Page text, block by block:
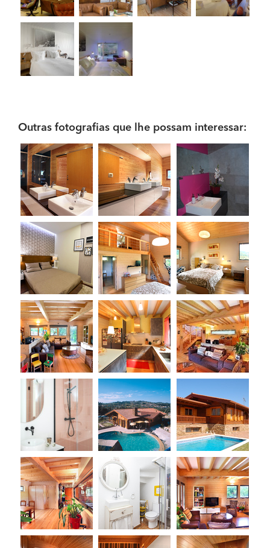
Outras fotografias que lhe possam interessar: